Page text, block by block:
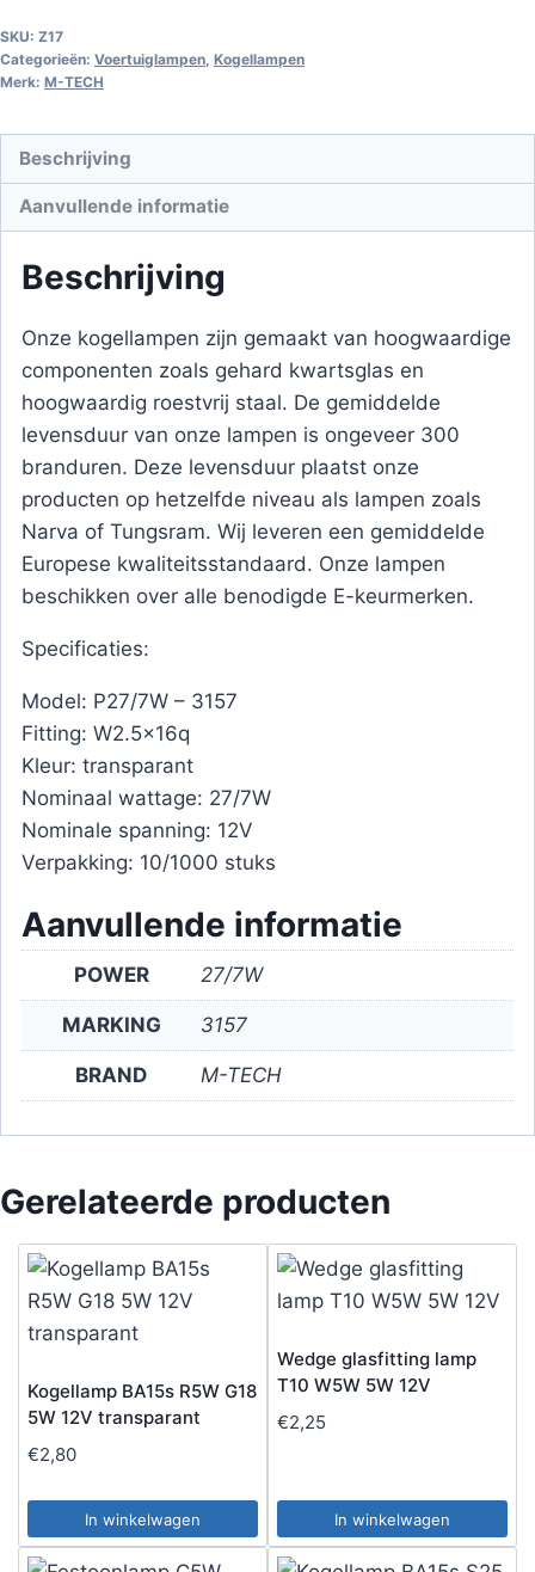
SKU: Z17
Categorieën: Voertuiglampen, Kogellampen
Merk: M-TECH
Beschrijving
Aanvullende informatie
Beschrijving
Onze kogellampen zijn gemaakt van hoogwaardige
componenten zoals gehard kwartsglas en
hoogwaardig roestvrij staal. De gemiddelde
levensduur van onze lampen is ongeveer 300
branduren. Deze levensduur plaatst onze
producten op hetzelfde niveau als lampen zoals
Narva of Tungsram. Wij leveren een gemiddelde
Europese kwaliteitsstandaard. Onze lampen
beschikken over alle benodigde E-keurmerken.
Specificaties:
Model: P27/7W – 3157
Fitting: W2.5x16q
Kleur: transparant
Nominaal wattage: 27/7W
Nominale spanning: 12V
Verpakking: 10/1000 stuks
Aanvullende informatie
POWER 27/7W
MARKING 3157
BRAND M-TECH
Gerelateerde producten
Kogellamp BA15s R5W G18
5W 12V transparant
€2,80
In winkelwagen
Wedge glasfitting lamp
T10 W5W 5W 12V
€2,25
In winkelwagen